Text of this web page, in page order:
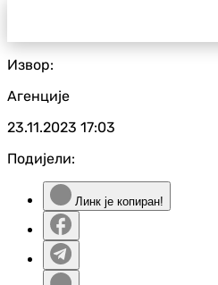
Извор:
Агенције
23.11.2023 17:03
Подијели:
Линк је копиран!